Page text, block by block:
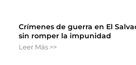
Crímenes de guerra en El
sin romper la impunidad
Leer Más >>